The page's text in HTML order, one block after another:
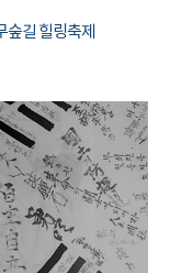
숲길 힐링축제